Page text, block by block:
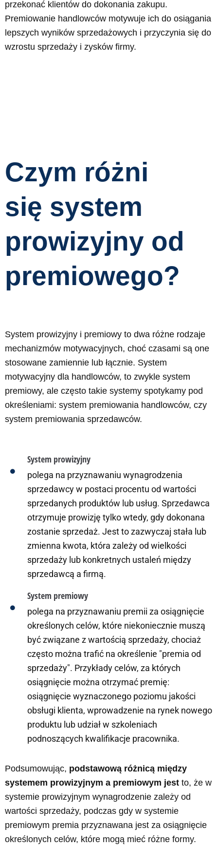
przekonać klientów do dokonania zakupu.
Premiowanie handlowców motywuje ich do osiągania
lepszych wyników sprzedażowych i przyczynia się do
wzrostu sprzedaży i zysków firmy.
Czym różni
się system
prowizyjny od
premiowego?
System prowizyjny i premiowy to dwa różne rodzaje
mechanizmów motywacyjnych, choć czasami są one
stosowane zamiennie lub łącznie. System
motywacyjny dla handlowców, to zwykle system
premiowy, ale często takie systemy spotykamy pod
określeniami: system premiowania handlowców, czy
system premiowania sprzedawców.
System prowizyjny
polega na przyznawaniu wynagrodzenia
sprzedawcy w postaci procentu od wartości
sprzedanych produktów lub usług. Sprzedawca
otrzymuje prowizję tylko wtedy, gdy dokonana
zostanie sprzedaż. Jest to zazwyczaj stała lub
zmienna kwota, która zależy od wielkości
sprzedaży lub konkretnych ustaleń między
sprzedawcą a firmą.
System premiowy
polega na przyznawaniu premii za osiągnięcie
określonych celów, które niekoniecznie muszą
być związane z wartością sprzedaży, chociaż
często można trafić na określenie "premia od
sprzedaży". Przykłady celów, za których
osiągnięcie można otrzymać premię:
osiągnięcie wyznaczonego poziomu jakości
obsługi klienta, wprowadzenie na rynek nowego
produktu lub udział w szkoleniach
podnoszących kwalifikacje pracownika.
Podsumowując, podstawową różnicą między
systemem prowizyjnym a premiowym jest to, że w
systemie prowizyjnym wynagrodzenie zależy od
wartości sprzedaży, podczas gdy w systemie
premiowym premia przyznawana jest za osiągnięcie
określonych celów, które mogą mieć różne formy.